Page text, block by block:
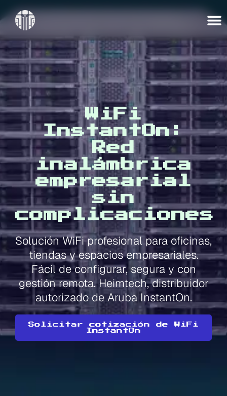
WiFi
InstantOn:
Red
inalámbrica
empresarial
sin
complicaciones
Solución WiFi profesional para oficinas,
tiendas y espacios empresariales.
Fácil de configurar, segura y con
gestión remota. Heimtech, distribuidor
autorizado de Aruba InstantOn.
Solicitar cotización de WiFi
InstantOn